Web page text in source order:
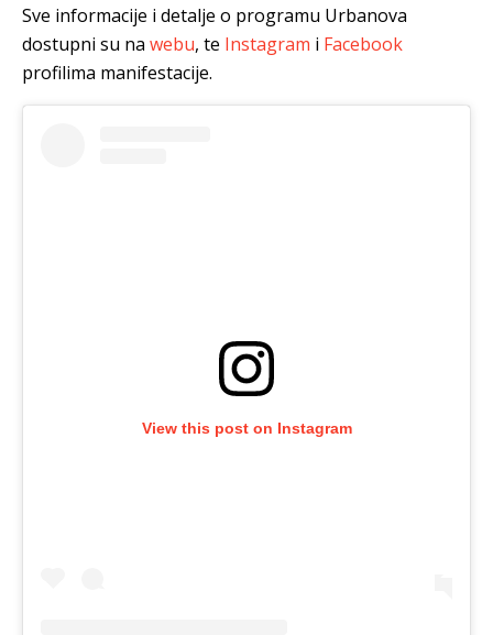
Sve informacije i detalje o programu Urbanova
dostupni su na webu, te Instagram i Facebook
profilima manifestacije.
View this post on Instagram